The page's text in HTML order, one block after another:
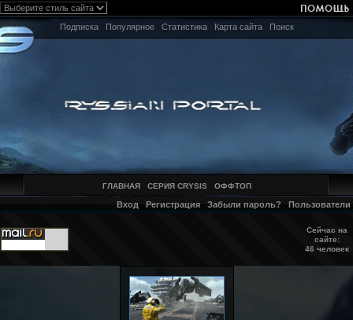
Подписка Популярное Статистика Карта сайта Поиск
ГЛАВНАЯ СЕРИЯ CRYSIS ОФФТОП
Вход Регистрация Забыли пароль? Пользователи
Сейчас на
сайте:
46 человек